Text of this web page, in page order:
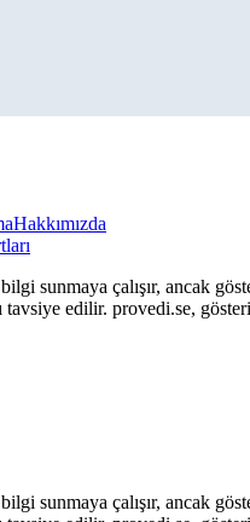
Hakkımızda
sunmaya çalışır, ancak
tavsiye edilir. provedi.se,
sunmaya çalışır, ancak